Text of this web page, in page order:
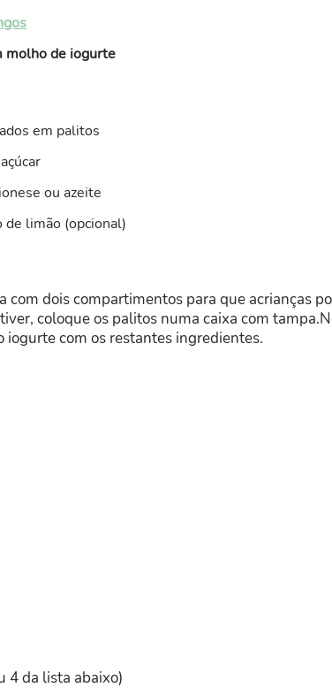
molho de iogurte
em palitos
ou azeite
de limão (opcional)
com dois compartimentos para que acrianças
coloque os palitos numa caixa com
com os restantes ingredientes.
4 da lista abaixo)